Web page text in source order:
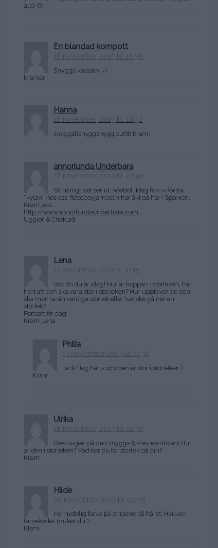
allt) 🙂
En blandad kompott
16 november, 2013 kl. 16:36
Snygga kappan! =)
kramar
Hanna
16 november, 2013 kl. 18:32
snyggelisnyggsnygg outfit! kram!
annorlunda Underbara
16 november, 2013 kl. 22:40
Så härligt det ser ut, höstsol. Idag fick vi första
”kylan” hos oss, fleecepyjamasen har åkt på här i Spanien.
Kram jess
http://www.annorlundaunderbara.com
Ugglor & Choklad
Lena
17 november, 2013 kl. 11:15
Vad fin du är idag! Hur är kappan i storleken, har
hört att den ska vara stor i storleken? Hur upplever du den,
ska man ta sin vanliga storlek eller kanske gå ner en
storlek?
Fortsatt fin dag!
Kram Lena
Philia
17 november, 2013 kl. 11:32
Tack! Jag har s och den är stor i storleken:)
Kram
Ulrika
18 november, 2013 kl. 22:32
Blev sugen på den snygga 5 Preview-tröjan! Hur
är den i storleken? Vad har du för storlek på din?
Kram
Hilde
28 november, 2013 kl. 00:28
Hei nydelig farve på stripene på håret. Hvilken
farvekoder bruker du ?
Klem